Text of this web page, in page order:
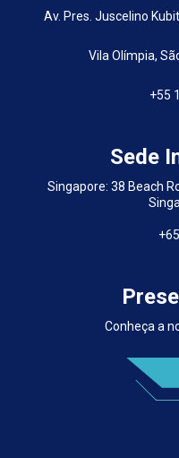
Av. Pres. Juscelino
Vila Olímpia,
+55
Sede
Singapore: 38 Beach
Conheça a